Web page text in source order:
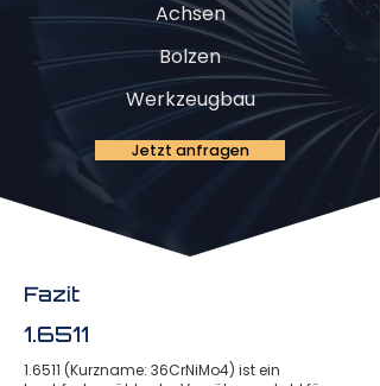
Achsen
Bolzen
Werkzeugbau
Jetzt anfragen
Fazit
1.6511
1.6511 (Kurzname: 36CrNiMo4) ist ein